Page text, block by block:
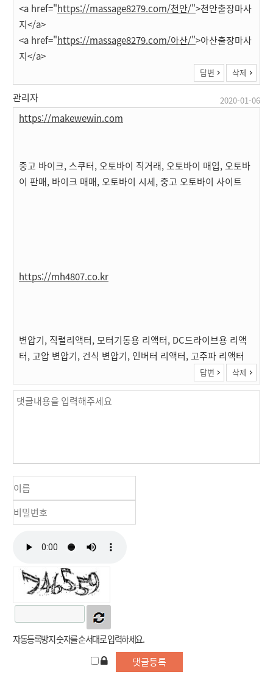
<a href="https://massage8279.com/천안/">천안출장마사
지</a>
<a href="https://massage8279.com/아산/">아산출장마사
지</a>
답변 삭제
관리자 2020-01-06
https://makewewin.com
중고 바이크, 스쿠터, 오토바이 직거래, 오토바이 매입, 오토바
이 판매, 바이크 매매, 오토바이 시세, 중고 오토바이 사이트
https://mh4807.co.kr
변압기, 직렬리액터, 모터기동용 리액터, DC드라이브용 리액
터, 고압 변압기, 건식 변압기, 인버터 리액터, 고주파 리액터
답변 삭제
자동등록방지 숫자를 순서대로 입력하세요.